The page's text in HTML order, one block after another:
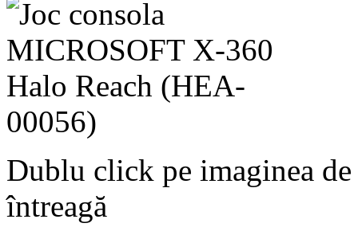
Dublu click pe imaginea de
întreagă